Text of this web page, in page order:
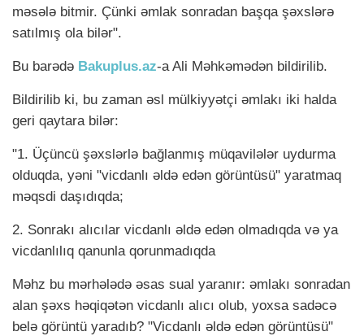
məsələ bitmir. Çünki əmlak sonradan başqa şəxslərə
satılmış ola bilər".
Bu barədə Bakuplus.az-a Ali Məhkəmədən bildirilib.
Bildirilib ki, bu zaman əsl mülkiyyətçi əmlakı iki halda
geri qaytara bilər:
"1. Üçüncü şəxslərlə bağlanmış müqavilələr uydurma
olduqda, yəni "vicdanlı əldə edən görüntüsü" yaratmaq
məqsdi daşıdıqda;
2. Sonrakı alıcılar vicdanlı əldə edən olmadıqda və ya
vicdanlılıq qanunla qorunmadıqda
Məhz bu mərhələdə əsas sual yaranır: əmlakı sonradan
alan şəxs həqiqətən vicdanlı alıcı olub, yoxsa sadəcə
belə görüntü yaradıb? "Vicdanlı əldə edən görüntüsü"